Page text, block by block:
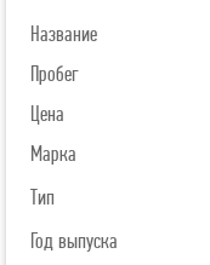
Название
Пробег
Цена
Марка
Тип
Год выпуска